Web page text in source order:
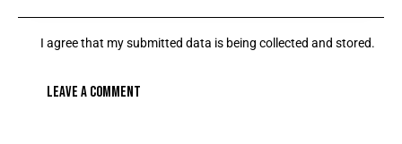
I agree that my submitted data is being collected and stored.